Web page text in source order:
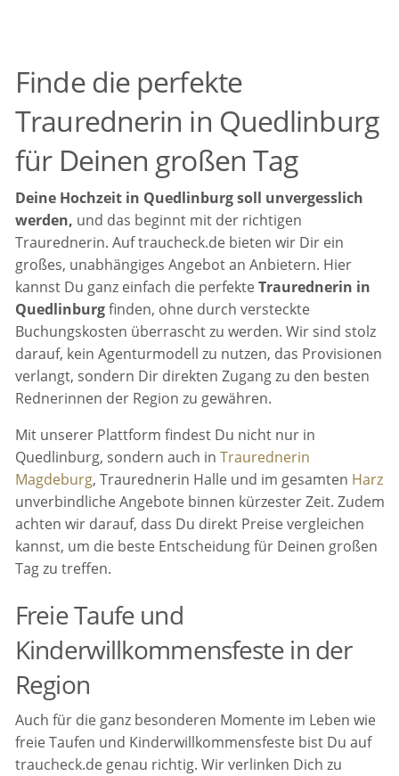
Finde die perfekte
Traurednerin in Quedlinburg
für Deinen großen Tag
Deine Hochzeit in Quedlinburg soll unvergesslich
werden, und das beginnt mit der richtigen
Traurednerin. Auf traucheck.de bieten wir Dir ein
großes, unabhängiges Angebot an Anbietern. Hier
kannst Du ganz einfach die perfekteTraurednerin in
Quedlinburgfinden, ohne durch versteckte
Buchungskosten überrascht zu werden. Wir sind stolz
darauf, kein Agenturmodell zu nutzen, das Provisionen
verlangt, sondern Dir direkten Zugang zu den besten
Rednerinnen der Region zu gewähren.
Mit unserer Plattform findest Du nicht nur in
Quedlinburg, sondern auch inTraurednerin
Magdeburg, Traurednerin Halle und im gesamten Harz
unverbindliche Angebote binnen kürzester Zeit. Zudem
achten wir darauf, dass Du direkt Preise vergleichen
kannst, um die beste Entscheidung für Deinen großen
Tag zu treffen.
Freie Taufe und
Kinderwillkommensfeste in der
Region
Auch für die ganz besonderen Momente im Leben wie
freie Taufen und Kinderwillkommensfeste bist Du auf
traucheck.de genau richtig. Wir verlinken Dich zu